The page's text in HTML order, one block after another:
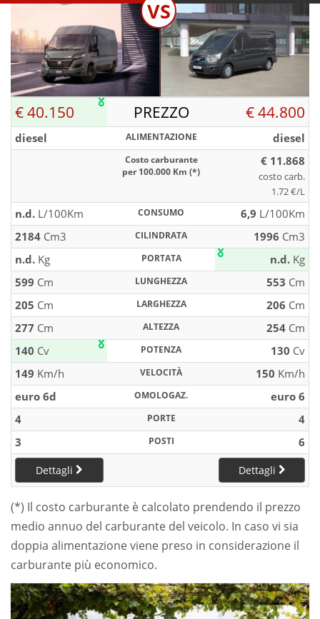
VS
€ 40.150 PREZZO € 44.800
diesel ALIMENTAZIONE diesel
Costo carburante
per 100.000 Km (*)
€ 11.868
costo carb.
1.72 €/L
n.d. L/100Km CONSUMO 6,9 L/100Km
2184 Cm3 CILINDRATA 1996 Cm3
n.d. Kg PORTATA n.d. Kg
599 Cm LUNGHEZZA 553 Cm
205 Cm LARGHEZZA 206 Cm
277 Cm ALTEZZA 254 Cm
140 Cv POTENZA 130 Cv
149 Km/h VELOCITÀ 150 Km/h
euro 6d
OMOLOGAZ.
euro 6
4
PORTE
4
3
POSTI 6
Dettagli Dettagli
(*) Il costo carburante è calcolato prendendo il prezzo
medio annuo del carburante del veicolo. In caso vi sia
doppia alimentazione viene preso in considerazione il
carburante più economico.